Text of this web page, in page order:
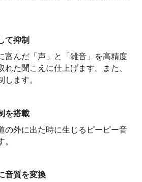
て抑制
富んだ「声」と「雑音」を高精度
れた聞こえに仕上げます。また、
します。
を搭載
の外に出た時に生じるピーピー音
音質を変換